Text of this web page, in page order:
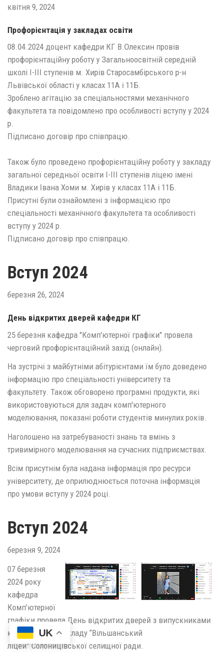
квітня 9, 2024
Профорієнтація у закладах освіти
08.04.2024 доцент кафедри КГ В.Олексин провів
профорієнтаційну роботу у Загальноосвітній середній
школі І-ІІІ ступенів м. Хирів Старосамбірського р-н
Львівської області у класах 11А і 11Б.
Зроблено агітацію за спеціальностями механічного
факультета та повідомлено про особливості вступу у 2024
р.
Підписано договір про співпрацю.
Також було проведено профорієнтаційну роботу у закладу
загальної середньої освіти І-ІІІ ступенів ліцею імені
Владики Івана Хоми м. Хирів у класах 11А і 11Б.
Присутні були ознайомлені з інформацією про
спеціальності механічного факультета та особливості
вступу у 2024 р.
Підписано договір про співпрацю.
Вступ 2024
березня 26, 2024
День відкритих дверей кафедри КГ
25 березня кафедра "Комп'ютерної графіки" провела
черговий профорієнтаційний захід (онлайн).
На зустрічі з майбутніми абітурієнтами їм було доведено
інформацію про спеціальності університету та
факультету. Також обговорено програмні продукти, які
використовуються для задач комп'ютерного
моделювання, показані роботи студентів минулих років.
Наголошено на затребуваності знань та вмінь з
тривимірного моделювання на сучасних підприємствах.
Всім присутнім була надана інформація про ресурси
університету, де оприлюднюється поточна інформація
про умови вступу у 2024 році.
Вступ 2024
березня 9, 2024
07 березня
2024 року
кафедра
Комп’ютерної
графіки провела День відкритих дверей з випускниками
комунального закладу “Вільшанський
ліцей” Солоницівської селищної ради.
UK